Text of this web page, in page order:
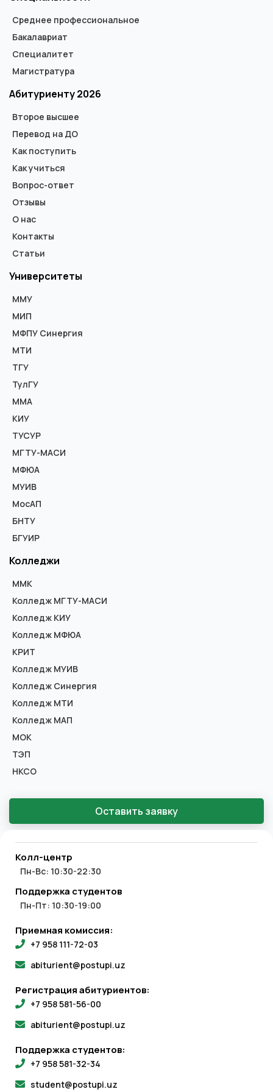
Среднее профессиональное
Бакалавриат
Специалитет
Магистратура
Абитуриенту 2026
Второе высшее
Перевод на ДО
Как поступить
Как учиться
Вопрос-ответ
Отзывы
О нас
Контакты
Статьи
Университеты
ММУ
МИП
МФПУ Синергия
МТИ
ТГУ
ТулГУ
ММА
КИУ
ТУСУР
МГТУ-МАСИ
МФЮА
МУИВ
МосАП
БНТУ
БГУИР
Колледжи
ММК
Колледж МГТУ-МАСИ
Колледж КИУ
Колледж МФЮА
КРИТ
Колледж МУИВ
Колледж Синергия
Колледж МТИ
Колледж МАП
МОК
ТЭП
НКСО
Оставить заявку
Колл-центр
Пн-Вс: 10:30-22:30
Поддержка студентов
Пн-Пт: 10:30-19:00
Приемная комиссия:
+7 958 111-72-03
abiturient@postupi.uz
Регистрация абитуриентов:
+7 958 581-56-00
abiturient@postupi.uz
Поддержка студентов:
+7 958 581-32-34
student@postupi.uz